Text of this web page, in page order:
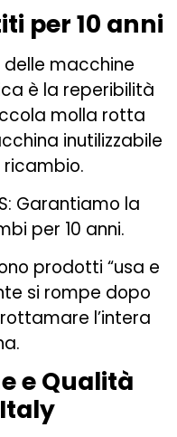
per 10 anni
macchine
è la reperibilità
molla rotta
inutilizzabile
ricambio.
Garantiamo la
per 10 anni.
prodotti “usa e
si rompe dopo
l’intera
e Qualità